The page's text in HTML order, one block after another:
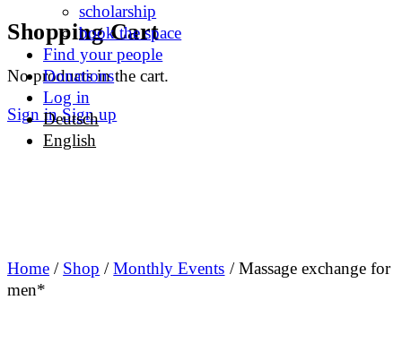
Shopping Cart
No products in the cart.
Sign in Sign up
scholarship
book the space
Find your people
Donations
Log in
Deutsch
English
Home / Shop /Monthly Events / Massage exchange for
men*